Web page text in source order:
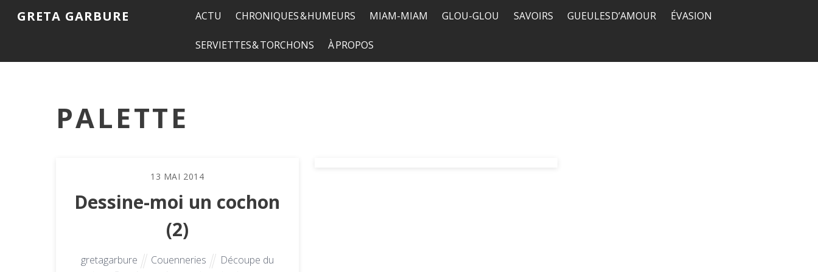
GRETA GARBURE ACTU CHRONIQUES & HUMEURS MIAM-MIAM GLOU-GLOU SAVOIRS GUEULES D’AMOUR ÉVASION
SERVIETTES & TORCHONS À PROPOS
PALETTE
13 MAI 2014
Dessine-moi un cochon
(2)
gretagarbure Couenneries
Découpe du